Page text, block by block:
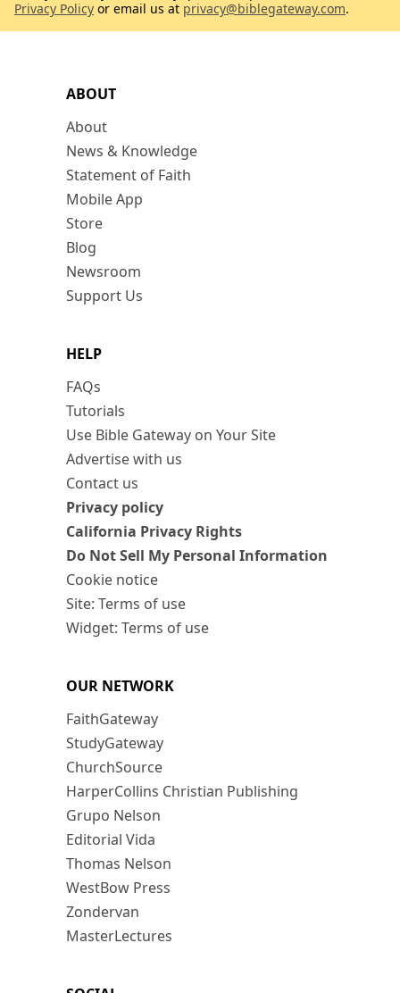
ABOUT
About
News & Knowledge
Statement of Faith
Mobile App
Store
Blog
Newsroom
Support Us
HELP
FAQs
Tutorials
Use Bible Gateway on Your Site
Advertise with us
Contact us
Privacy policy
California Privacy Rights
Do Not Sell My Personal Information
Cookie notice
Site: Terms of use
Widget: Terms of use
OUR NETWORK
FaithGateway
StudyGateway
ChurchSource
HarperCollins Christian Publishing
Grupo Nelson
Editorial Vida
Thomas Nelson
WestBow Press
Zondervan
MasterLectures
Privacy Policy or email us at privacy@biblegateway.com.